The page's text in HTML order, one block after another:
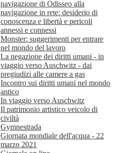
navigazione di Odisseo alla
navigazione in rete: desiderio di
conoscenza e libertà e pericoli
annessi e connessi
Monster: suggerimenti per entrare
nel mondo del lavoro
La negazione dei diritti umani - in
viaggio verso Auschwitz - dai
pregiudizi alle camere a gas
Incontro sui diritti umani nel mondo
antico
In viaggio verso Auschwitz
Il patrimonio artistico veicolo di
civiltà
Gymnestrada
Giornata mondiale dell'acqua - 22
marzo 2021